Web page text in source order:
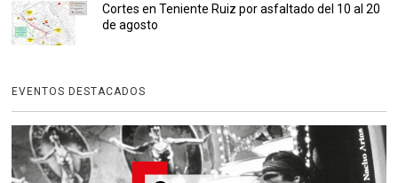
Cortes en Teniente Ruiz por asfaltado del 10 al 20
de agosto
EVENTOS DESTACADOS